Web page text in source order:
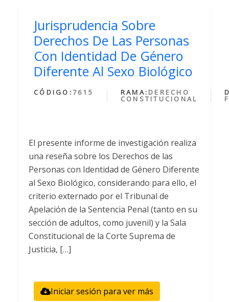
Jurisprudencia Sobre
Derechos De Las Personas
Con Identidad De Género
Diferente Al Sexo Biológico
CÓDIGO: 7615 RAMA: DERECHO
CONSTITUCIONAL
El presente informe de investigación realiza
una reseña sobre los Derechos de las
Personas con Identidad de Género Diferente
al Sexo Biológico, considerando para ello, el
criterio externado por el Tribunal de
Apelación de la Sentencia Penal (tanto en su
sección de adultos, como juvenil) y la Sala
Constitucional de la Corte Suprema de
Justicia, […]
Iniciar sesión para ver más